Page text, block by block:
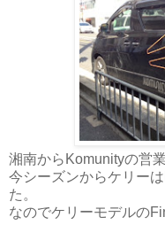
湘南からKomunityの営
今シーズンからケリー
た。
なのでケリーモデルの